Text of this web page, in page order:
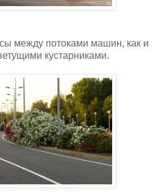
между потоками машин, как и
кустарниками.